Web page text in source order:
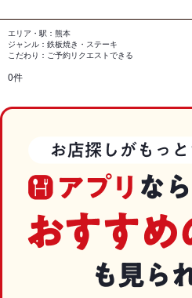
エリア・駅：熊本
ジャンル：鉄板焼き・ステーキ
こだわり：ご予約リクエストできる
0件